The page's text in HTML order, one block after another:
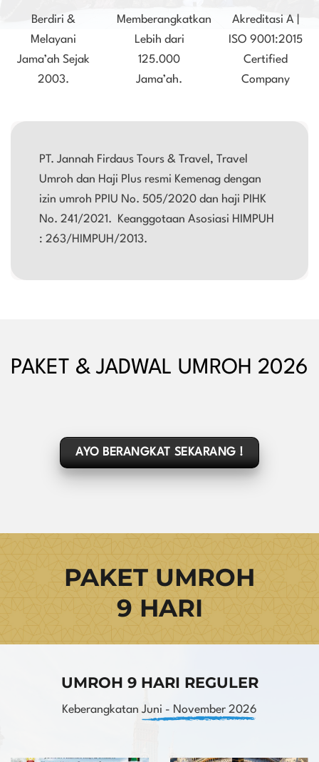
Berdiri &
Melayani
Jama’ah Sejak
2003.
Memberangkatkan
Lebih dari
125.000
Jama’ah.
Akreditasi A |
ISO 9001:2015
Certified
Company
PT. Jannah Firdaus Tours & Travel, Travel
Umroh dan Haji Plus resmi Kemenag dengan
izin umroh PPIU No. 505/2020 dan haji PIHK
No. 241/2021. Keanggotaan Asosiasi HIMPUH
: 263/HIMPUH/2013.
PAKET & JADWAL UMROH 2026
AYO BERANGKAT SEKARANG !
PAKET UMROH
9 HARI
UMROH 9 HARI REGULER
Keberangkatan Juni - November 2026